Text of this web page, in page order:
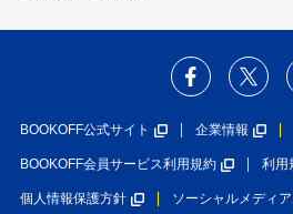
BOOKOFF公式サイト 企業情報
BOOKOFF会員サービス利用規約 利用
個人情報保護方針 ソーシャルメディ